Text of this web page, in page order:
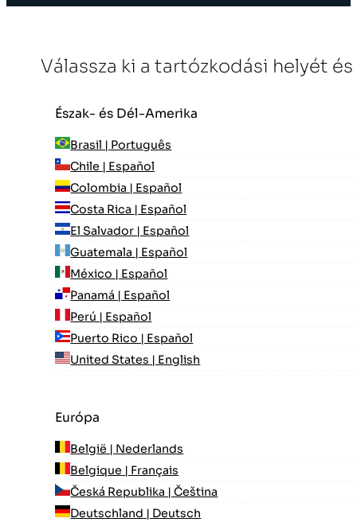
Válassza ki a tartózkodási helyét
Észak- és Dél-Amerika
Brasil | Português
Chile | Español
Colombia | Español
Costa Rica | Español
El Salvador | Español
Guatemala | Español
México | Español
Panamá | Español
Perú | Español
Puerto Rico | Español
United States | English
Európa
België | Nederlands
Belgique | Français
Česká Republika | Čeština
Deutschland | Deutsch